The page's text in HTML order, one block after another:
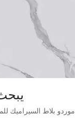
موردو بلاط السيراميك